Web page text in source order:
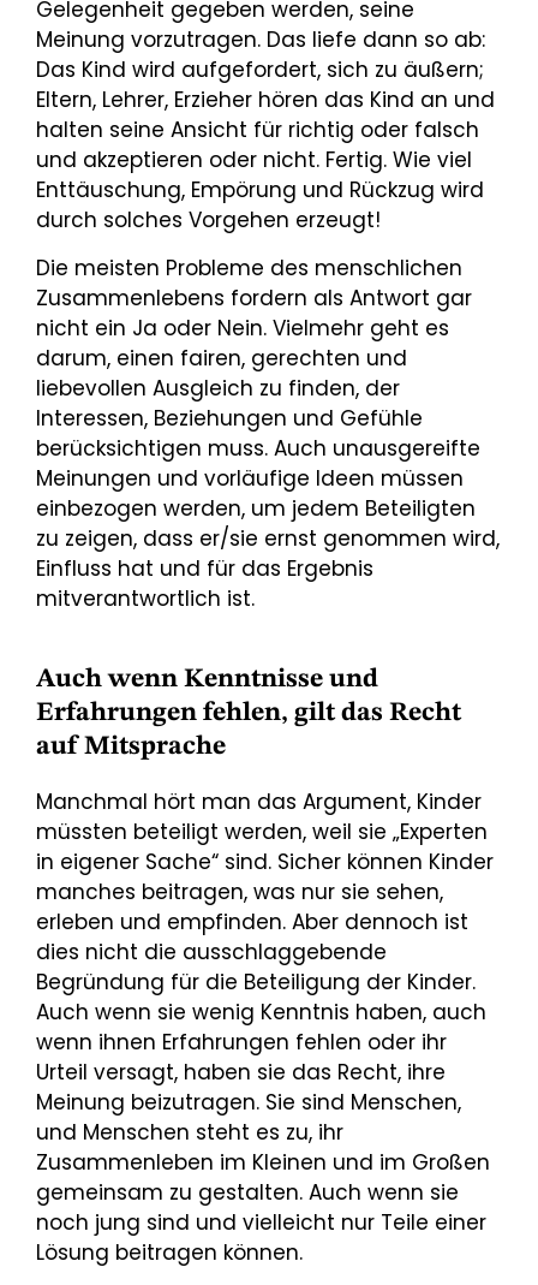
Gelegenheit gegeben werden, seine
Meinung vorzutragen. Das liefe dann so ab:
Das Kind wird aufgefordert, sich zu äußern;
Eltern, Lehrer, Erzieher hören das Kind an und
halten seine Ansicht für richtig oder falsch
und akzeptieren oder nicht. Fertig. Wie viel
Enttäuschung, Empörung und Rückzug wird
durch solches Vorgehen erzeugt!
Die meisten Probleme des menschlichen
Zusammenlebens fordern als Antwort gar
nicht ein Ja oder Nein. Vielmehr geht es
darum, einen fairen, gerechten und
liebevollen Ausgleich zu finden, der
Interessen, Beziehungen und Gefühle
berücksichtigen muss. Auch unausgereifte
Meinungen und vorläufige Ideen müssen
einbezogen werden, um jedem Beteiligten
zu zeigen, dass er/sie ernst genommen wird,
Einfluss hat und für das Ergebnis
mitverantwortlich ist.
Auch wenn Kenntnisse und
Erfahrungen fehlen, gilt das Recht
auf Mitsprache
Manchmal hört man das Argument, Kinder
müssten beteiligt werden, weil sie „Experten
in eigener Sache“ sind. Sicher können Kinder
manches beitragen, was nur sie sehen,
erleben und empfinden. Aber dennoch ist
dies nicht die ausschlaggebende
Begründung für die Beteiligung der Kinder.
Auch wenn sie wenig Kenntnis haben, auch
wenn ihnen Erfahrungen fehlen oder ihr
Urteil versagt, haben sie das Recht, ihre
Meinung beizutragen. Sie sind Menschen,
und Menschen steht es zu, ihr
Zusammenleben im Kleinen und im Großen
gemeinsam zu gestalten. Auch wenn sie
noch jung sind und vielleicht nur Teile einer
Lösung beitragen können.